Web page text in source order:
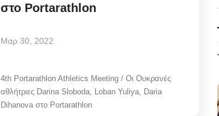
στο Portarathlon
Μαρ 30, 2022
4th Portarathlon Athletics Meeting / Οι Ουκρανές
αθλήτριες Darina Sloboda, Loban Yuliya, Daria
Dihanova στο Portarathlon